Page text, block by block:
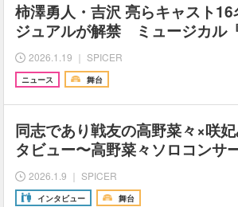
柿澤勇人・吉沢 亮らキャスト
ジュアルが解禁 ミュージカル
2026.1.19 ｜ SPICER
ニュース 舞台
同志であり戦友の高野菜々×咲
タビュー〜高野菜々ソロコンサ
2026.1.9 ｜ SPICER
インタビュー 舞台